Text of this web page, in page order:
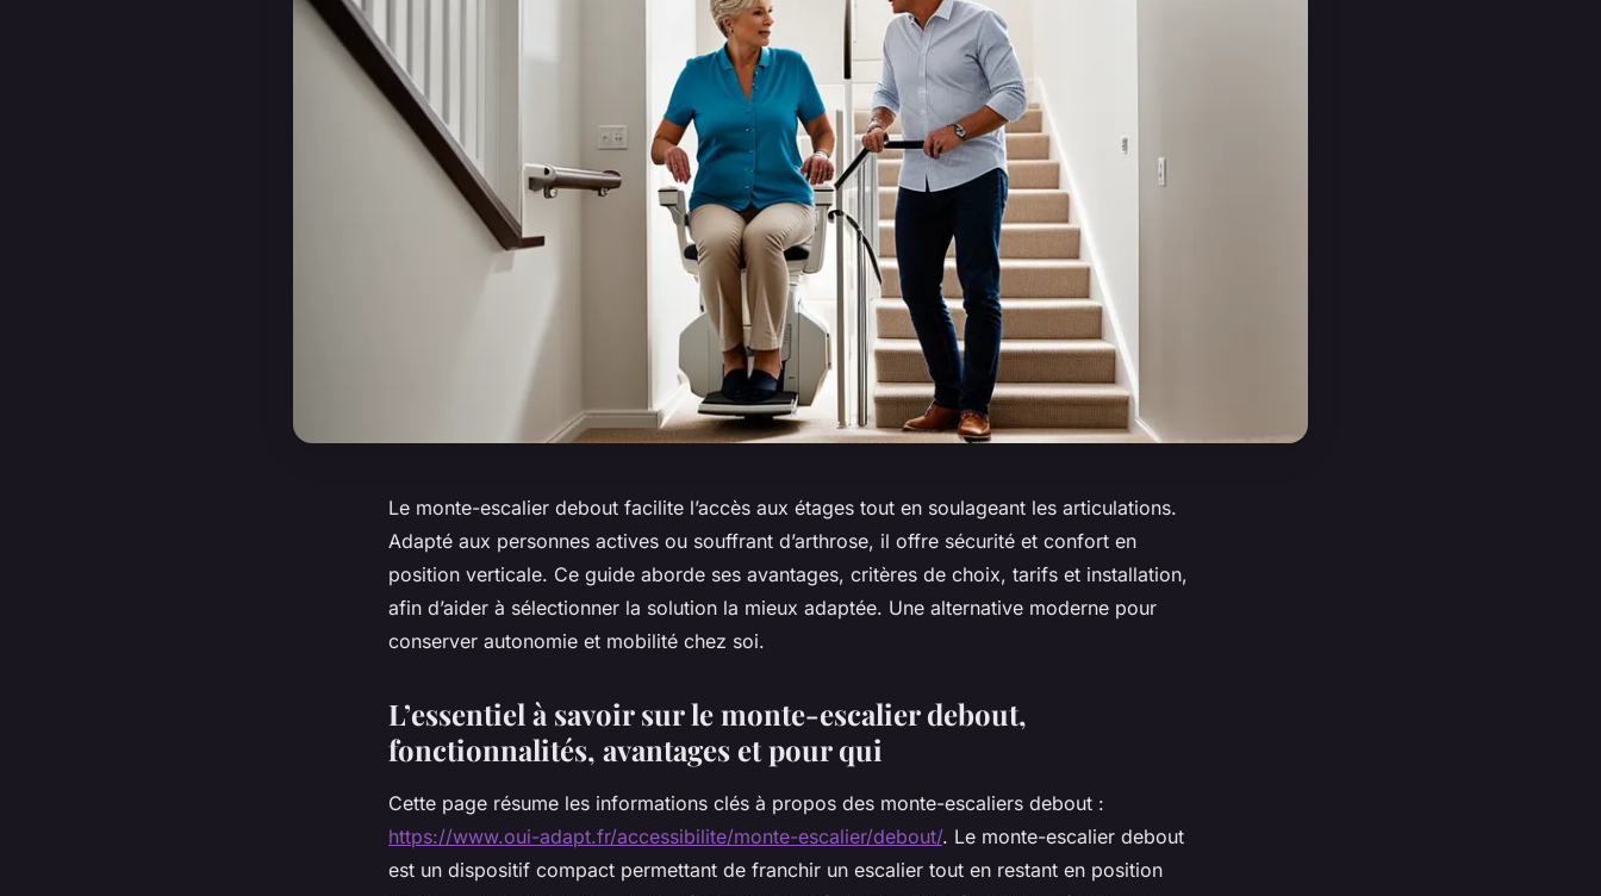
Le monte-escalier debout facilite l’accès aux étages tout en soulageant les articulations.
Adapté aux personnes actives ou souffrant d’arthrose, il offre sécurité et confort en
position verticale. Ce guide aborde ses avantages, critères de choix, tarifs et installation,
afin d’aider à sélectionner la solution la mieux adaptée. Une alternative moderne pour
conserver autonomie et mobilité chez soi.
L’essentiel à savoir sur le monte-escalier debout,
fonctionnalités, avantages et pour qui
Cette page résume les informations clés à propos des monte-escaliers debout :
https://www.oui-adapt.fr/accessibilite/monte-escalier/debout/. Le monte-escalier debout
est un dispositif compact permettant de franchir un escalier tout en restant en position